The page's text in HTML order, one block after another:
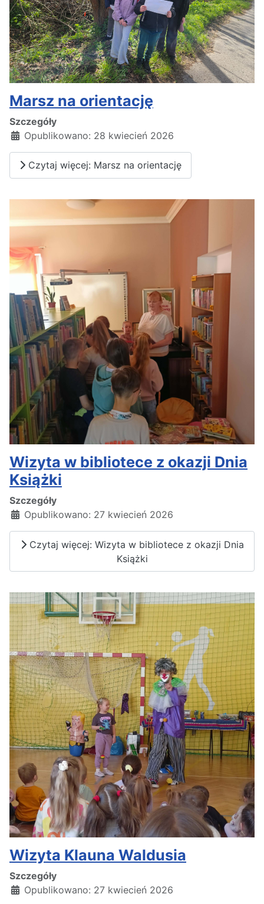
Marsz na orientację
Szczegóły
Opublikowano: 28 kwiecień 2026
Czytaj więcej: Marsz na orientację
Wizyta w bibliotece z okazji Dnia
Książki
Szczegóły
Opublikowano: 27 kwiecień 2026
Czytaj więcej: Wizyta w bibliotece z okazji Dnia
Książki
Wizyta Klauna Waldusia
Szczegóły
Opublikowano: 27 kwiecień 2026